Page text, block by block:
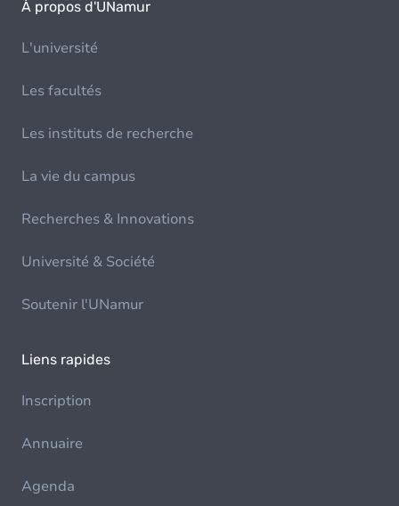
À propos d'UNamur
L'université
Les facultés
Les instituts de recherche
La vie du campus
Recherches & Innovations
Université & Société
Soutenir l'UNamur
Liens rapides
Inscription
Annuaire
Agenda